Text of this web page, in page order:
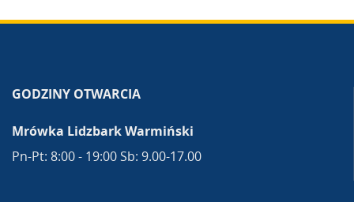
GODZINY OTWARCIA
Mrówka Lidzbark Warmiński
Pn-Pt: 8:00 - 19:00 Sb: 9.00-17.00